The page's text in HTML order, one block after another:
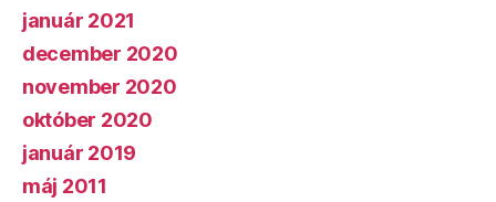
január 2021
december 2020
november 2020
október 2020
január 2019
máj 2011